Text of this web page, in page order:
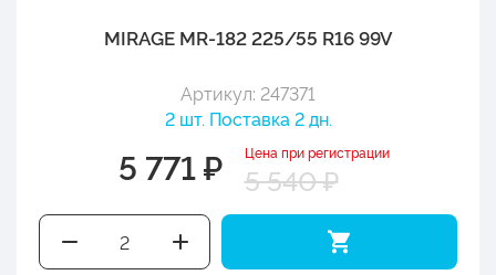
MIRAGE MR-182 225/55 R16 99V
Артикул: 247371
2 шт. Поставка 2 дн.
5 771 ₽ Цена при регистрации
5 540 ₽